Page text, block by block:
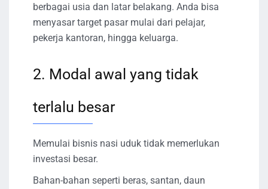
berbagai usia dan latar belakang. Anda bisa
menyasar target pasar mulai dari pelajar,
pekerja kantoran, hingga keluarga.
2. Modal awal yang tidak
terlalu besar
Memulai bisnis nasi uduk tidak memerlukan
investasi besar.
Bahan-bahan seperti beras, santan, daun